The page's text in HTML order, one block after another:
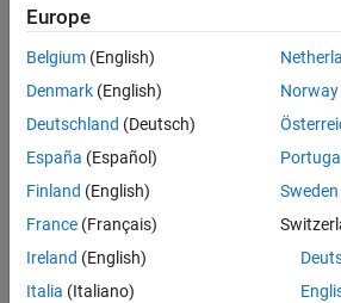
specified type of points, where
'data'.
DoeObjMod= RemovePoints( DoeObj,
indices
Examples
Remove Free Points
Europe
Belgium (English)
Denmark (English)
Deutschland (Deutsch)
España (Español)
Finland (English)
France (Français)
Ireland (English)
Italia (Italiano)
Norway
Portugal
Sweden